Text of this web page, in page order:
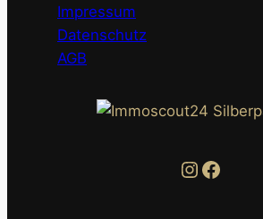
Impressum
Datenschutz
AGB
Instagram Facebook